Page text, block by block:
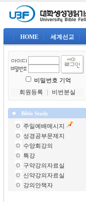
HOME 세계선교
비밀번호 기억
회원등록
비번분실
Bible Study
주일예배메시지
성경공부문제지
수양회강의
특강
구약강의자료실
신약강의자료실
강의안책자